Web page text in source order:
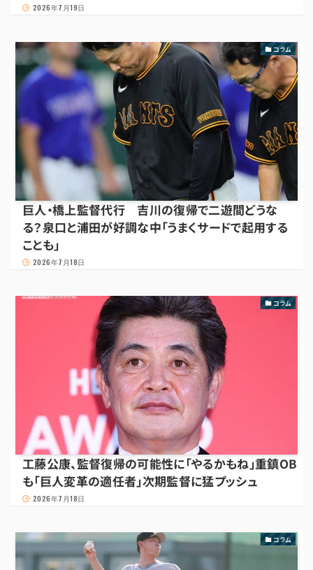
2026年7月19日
コラム
巨人・橋上監督代行 吉川の復帰で二遊間どうな
る？泉口と浦田が好調な中「うまくサードで起用する
ことも」
2026年7月18日
コラム
工藤公康、監督復帰の可能性に「やるかもね」重鎮OB
も「巨人変革の適任者」次期監督に猛プッシュ
2026年7月18日
コラム